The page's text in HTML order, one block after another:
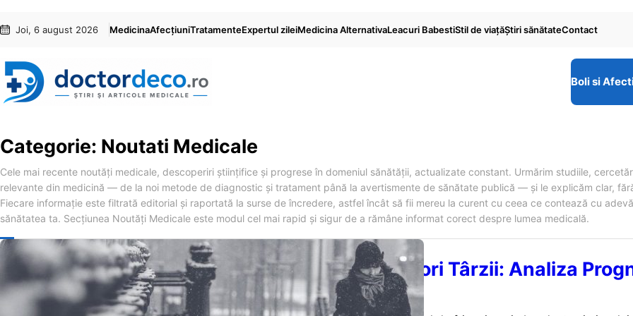
conținut
content
Joi, 6 august 2026 MedicinaAfecțiuniTratamenteExpertul zileiMedicina AlternativaLeacuri BabestiStil de viaţăŞtiri sănătateContact
Boli si
Categorie: Noutati Medicale
Cele mai recente noutăți medicale, descoperiri științifice și progrese în domeniul sănătății, actualizate constant. Urmărim studiile,
relevante din medicină — de la noi metode de diagnostic și tratament până la avertismente de sănătate publică — și le explicăm clar,
Fiecare informație este filtrată editorial și raportată la surse de încredere, astfel încât să fii mereu la curent cu ceea ce contează cu
sănătatea ta. Secțiunea Noutăți Medicale este modul cel mai rapid și sigur de a rămâne informat corect despre lumea medicală.
Un Val de Frig și Ninsori Târzii: Analiza
Meteo de la ANM